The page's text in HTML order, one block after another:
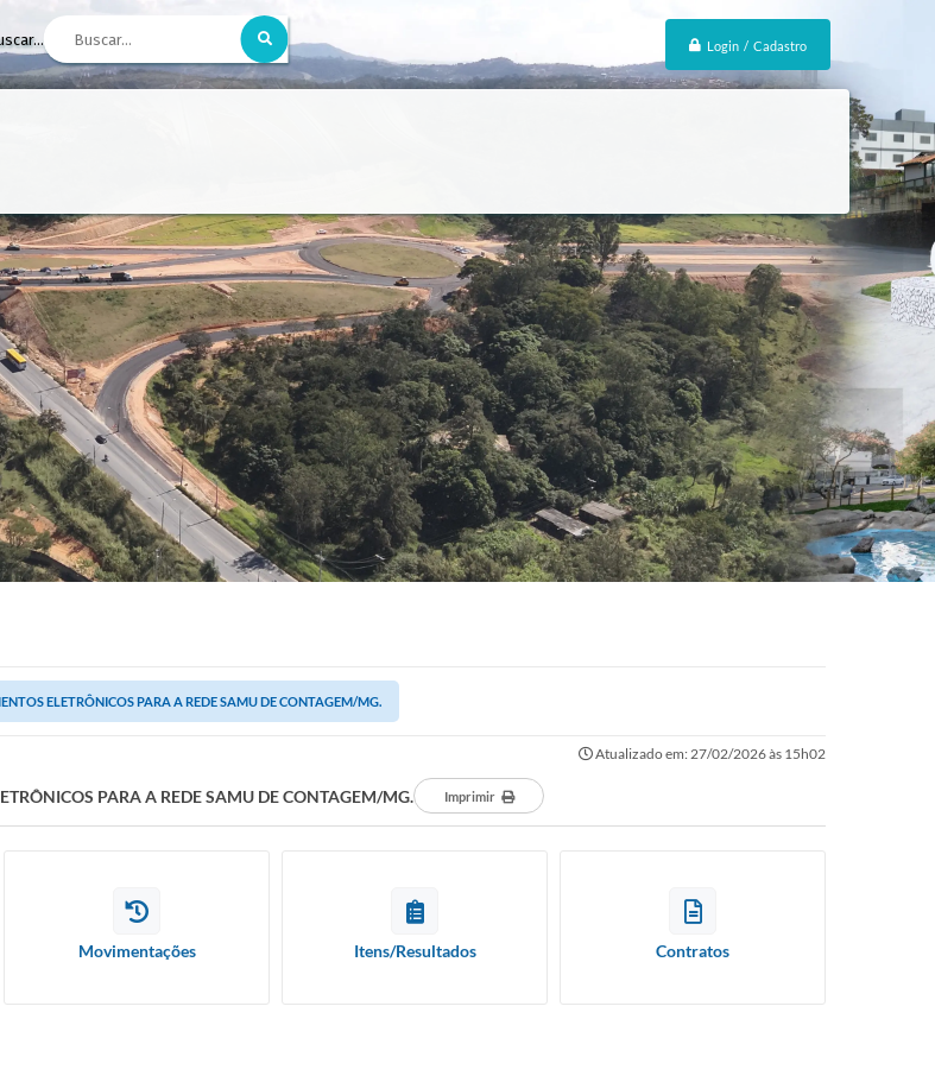
Login / Cadastro
ELETRÔNICOS PARA A REDE SAMU DE CONTAGEM/MG.
Atualizado em: 27/02/2026 às 15h02
PARA A REDE SAMU DE CONTAGEM/MG. Imprimir
Movimentações Itens/Resultados Contratos